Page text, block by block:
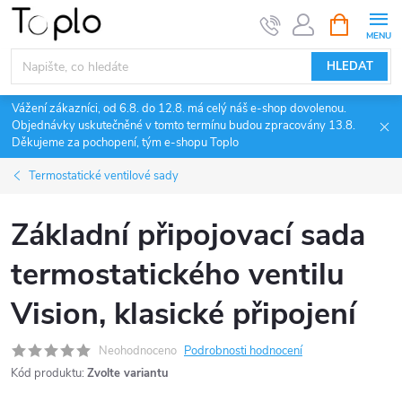
Přejít
obsah
HLEDAT
NÁKUPNÍ
KOŠÍK
Vážení zákazníci, od 6.8. do 12.8. má celý náš e-shop dovolenou.
Objednávky uskutečněné v tomto termínu budou zpracovány 13.8.
Děkujeme za pochopení, tým e-shopu Toplo
Termostatické ventilové sady
Základní připojovací sada
termostatického ventilu
Vision, klasické připojení
Neohodnoceno Podrobnosti hodnocení
Kód produktu: Zvolte variantu